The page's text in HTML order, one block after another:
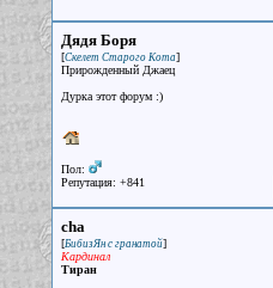
Дядя Боря
[Скелет Старого Кота]
Прирожденный Джаец
Дурка этот форум :)
Пол:
Репутация: +841
cha
[БибизЯн с гранатой]
Кардинал
Тиран